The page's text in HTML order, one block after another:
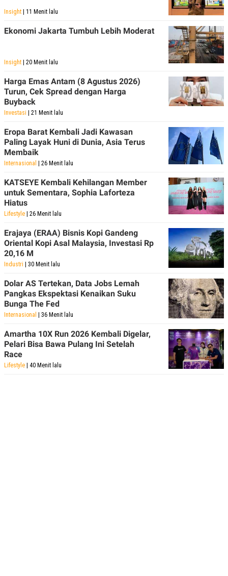
Insight | 11 Menit lalu
Ekonomi Jakarta Tumbuh Lebih Moderat
Insight | 20 Menit lalu
Harga Emas Antam (8 Agustus 2026)
Turun, Cek Spread dengan Harga
Buyback
Investasi | 21 Menit lalu
Eropa Barat Kembali Jadi Kawasan
Paling Layak Huni di Dunia, Asia Terus
Membaik
Internasional | 26 Menit lalu
KATSEYE Kembali Kehilangan Member
untuk Sementara, Sophia Laforteza
Hiatus
Lifestyle | 26 Menit lalu
Erajaya (ERAA) Bisnis Kopi Gandeng
Oriental Kopi Asal Malaysia, Investasi Rp
20,16 M
Industri | 30 Menit lalu
Dolar AS Tertekan, Data Jobs Lemah
Pangkas Ekspektasi Kenaikan Suku
Bunga The Fed
Internasional | 36 Menit lalu
Amartha 10X Run 2026 Kembali Digelar,
Pelari Bisa Bawa Pulang Ini Setelah
Race
Lifestyle | 40 Menit lalu